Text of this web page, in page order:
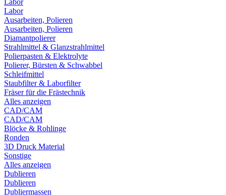
Labor
Labor
Ausarbeiten, Polieren
Ausarbeiten, Polieren
Diamantpolierer
Strahlmittel & Glanzstrahlmittel
Polierpasten & Elektrolyte
Polierer, Bürsten & Schwabbel
Schleifmittel
Staubfilter & Laborfilter
Fräser für die Frästechnik
Alles anzeigen
CAD/CAM
CAD/CAM
Blöcke & Rohlinge
Ronden
3D Druck Material
Sonstige
Alles anzeigen
Dublieren
Dublieren
Dubliermassen